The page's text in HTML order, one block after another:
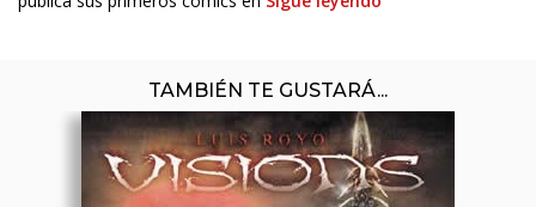
TAMBIÉN TE GUSTARÁ...